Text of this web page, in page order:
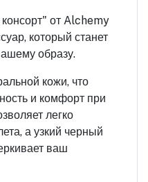
от Alchemy
который станет
образу.
кожи, что
и комфорт при
легко
а узкий черный
ваш